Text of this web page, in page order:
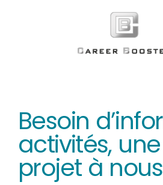
Besoin
activités,
projet à